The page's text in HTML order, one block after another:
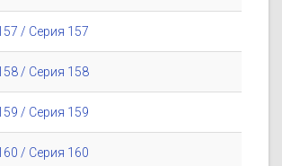
/ Серия 157
/ Серия 158
/ Серия 159
/ Серия 160